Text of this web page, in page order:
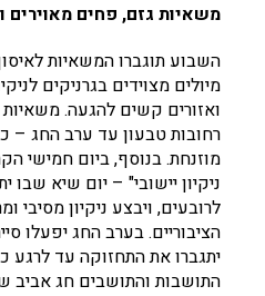
משאיות גזם, פחים מאוירים
השבוע תוגברו המשאיות
מיולים מצוידים בגרניקים
ואזורים קשים להגעה.
רחובות טבעון עד ערב החג –
מוזנחת. בנוסף, ביום חמישי
ניקיון יישובי" – יום שיא
לרובעים, ויבצע ניקיון מסיבי
הציבוריים. בערב החג יפעלו
יתגברו את התחזוקה עד לרגע
התושבות והתושבים חג אביב